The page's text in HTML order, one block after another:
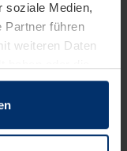
soziale Medien,
Partner führen
weiteren Daten
gesammelt
unbedingt